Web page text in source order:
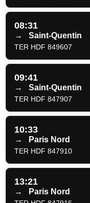
08:31
→ Saint-Quentin
TER HDF 849607
09:41
→ Saint-Quentin
TER HDF 847907
10:33
→ Paris Nord
TER HDF 847910
13:21
→ Paris Nord